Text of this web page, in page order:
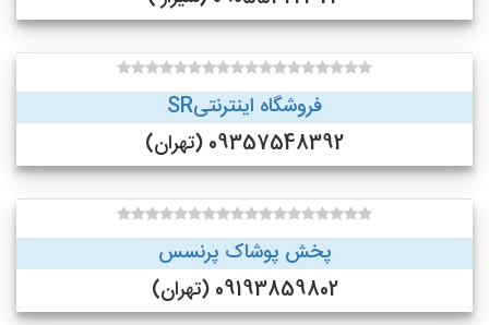
فروشگاه اینترنتیSR
09357548392 (تهران)
پخش پوشاک پرنسس
09193859802 (تهران)